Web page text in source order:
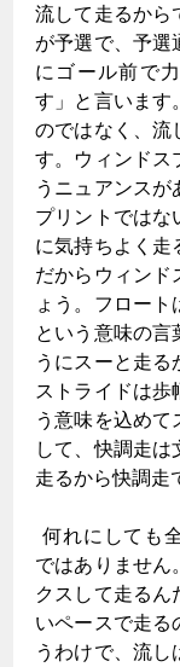
流して走るから
が予選で、予選
にゴール前で
す」と言います
のではなく、流
す。ウィンドス
うニュアンス
プリントではな
に気持ちよく走
だからウィンド
ょう。フロート
という意味の言
うにスーと走る
ストライドは歩
う意味を込め
して、快調走
走るから快調走
ではありません
クスして走るん
いペースで走る
うわけで、流